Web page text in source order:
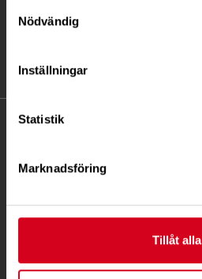
Nödvändig
Inställningar
Statistik
Marknadsföring
Tillåt alla
KONTAKT
Besöksadress:
Telefon:08-677 70 10
Box 4086